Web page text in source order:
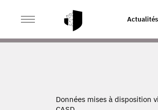
Actualités
ACCUEIL LES
Données mises à disposition